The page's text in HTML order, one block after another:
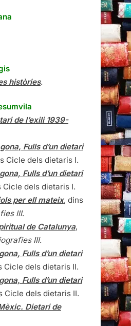
històries.
de l’exili 1939-
Fulls d’un dietari
Cicle dels dietaris I.
Fulls d’un dietari
Cicle dels dietaris I.
per ell mateix, dins
III.
de Catalunya,
III.
Fulls d’un dietari
Cicle dels dietaris II.
Fulls d’un dietari
Cicle dels dietaris II.
Dietari de